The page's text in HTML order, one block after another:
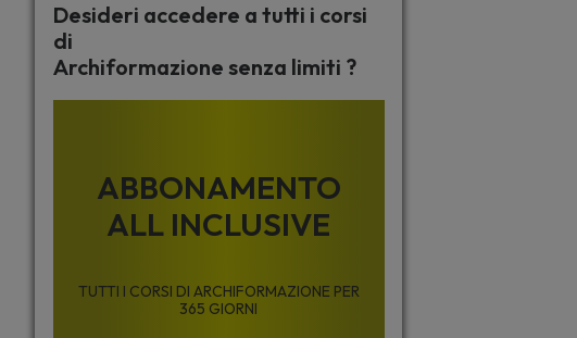
Desideri accedere a tutti i corsi
di
Archiformazione senza limiti ?
ABBONAMENTO
ALL INCLUSIVE
TUTTI I CORSI DI ARCHIFORMAZIONE PER
365 GIORNI